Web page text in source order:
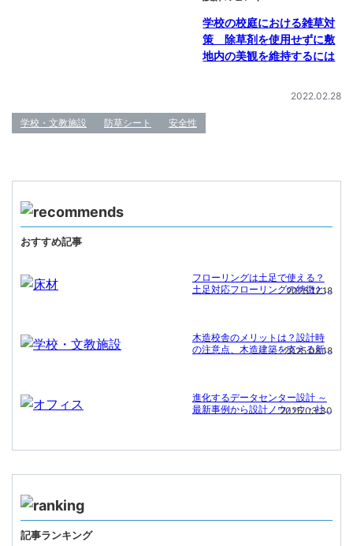
学校の校庭における雑草対
策 除草剤を使用せずに敷
地内の美観を維持するには
2022.02.28
学校・文教施設 防草シート 安全性
おすすめ記事
フローリングは土足で使える？
土足対応フローリングの特徴と
2025.12.18
木造校舎のメリットは？設計時
の注意点、木造建築を支える新
2025.08.18
進化するデータセンター設計 ～
最新事例から設計ノウハウ・社
2026.03.30
記事ランキング